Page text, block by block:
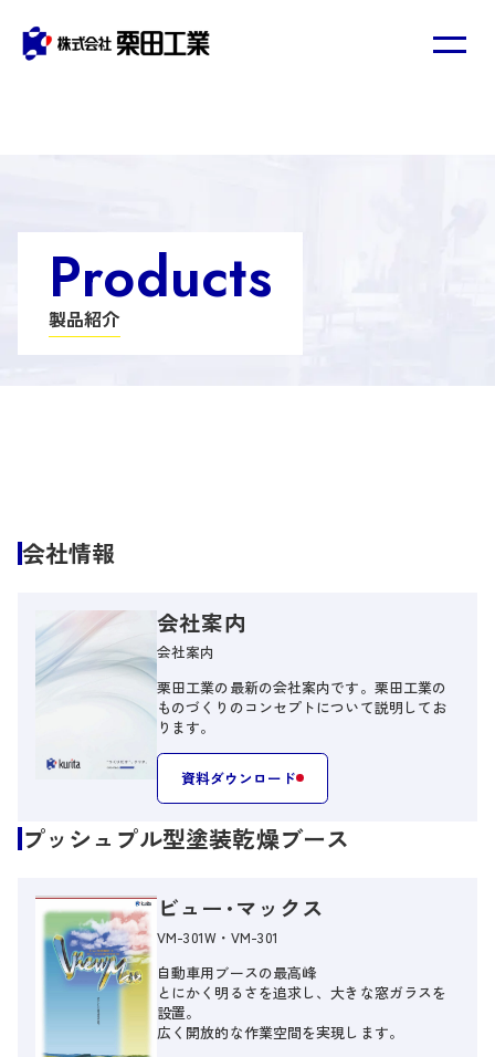
Products
製品紹介
会社情報
会社案内
会社案内
栗田工業の最新の会社案内です。栗田工業の
ものづくりのコンセプトについて説明してお
ります。
資料ダウンロード
プッシュプル型塗装乾燥ブース
ビュー･マックス
VM-301W・VM-301
自動車用ブースの最高峰
とにかく明るさを追求し、大きな窓ガラスを
設置。
広く開放的な作業空間を実現します。